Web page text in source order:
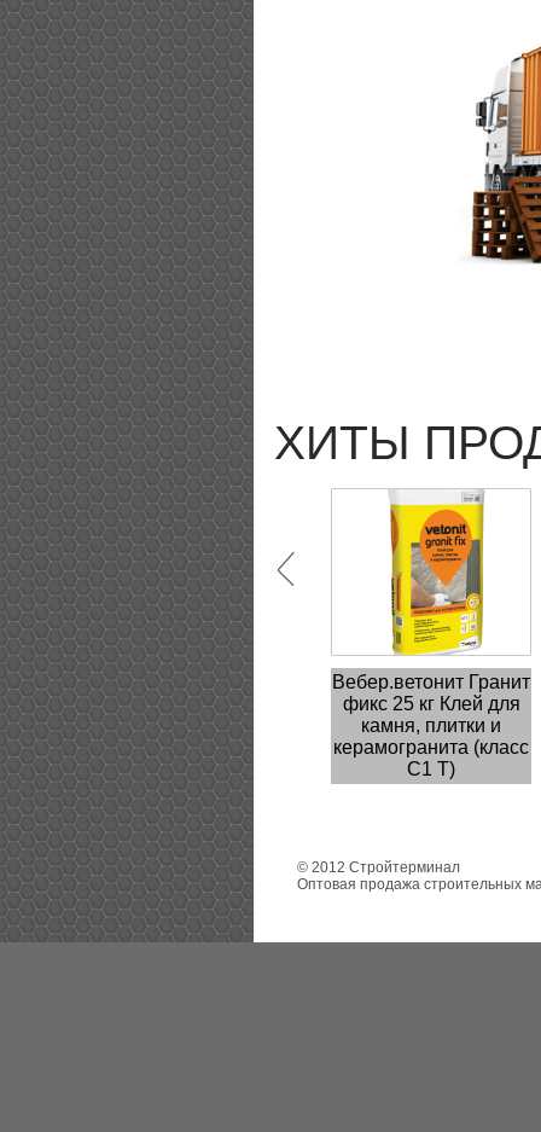
ХИТЫ
Вебер.ветонит Гранит
фикс 25 кг Клей для
камня, плитки и
керамогранита (класс
С1 Т)
© 2012 Стройтерминал
Оптовая продажа строительных